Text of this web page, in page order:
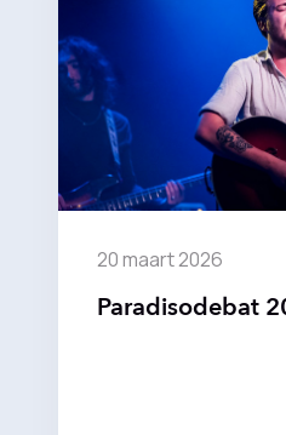
20 maart 2026
Paradisodebat